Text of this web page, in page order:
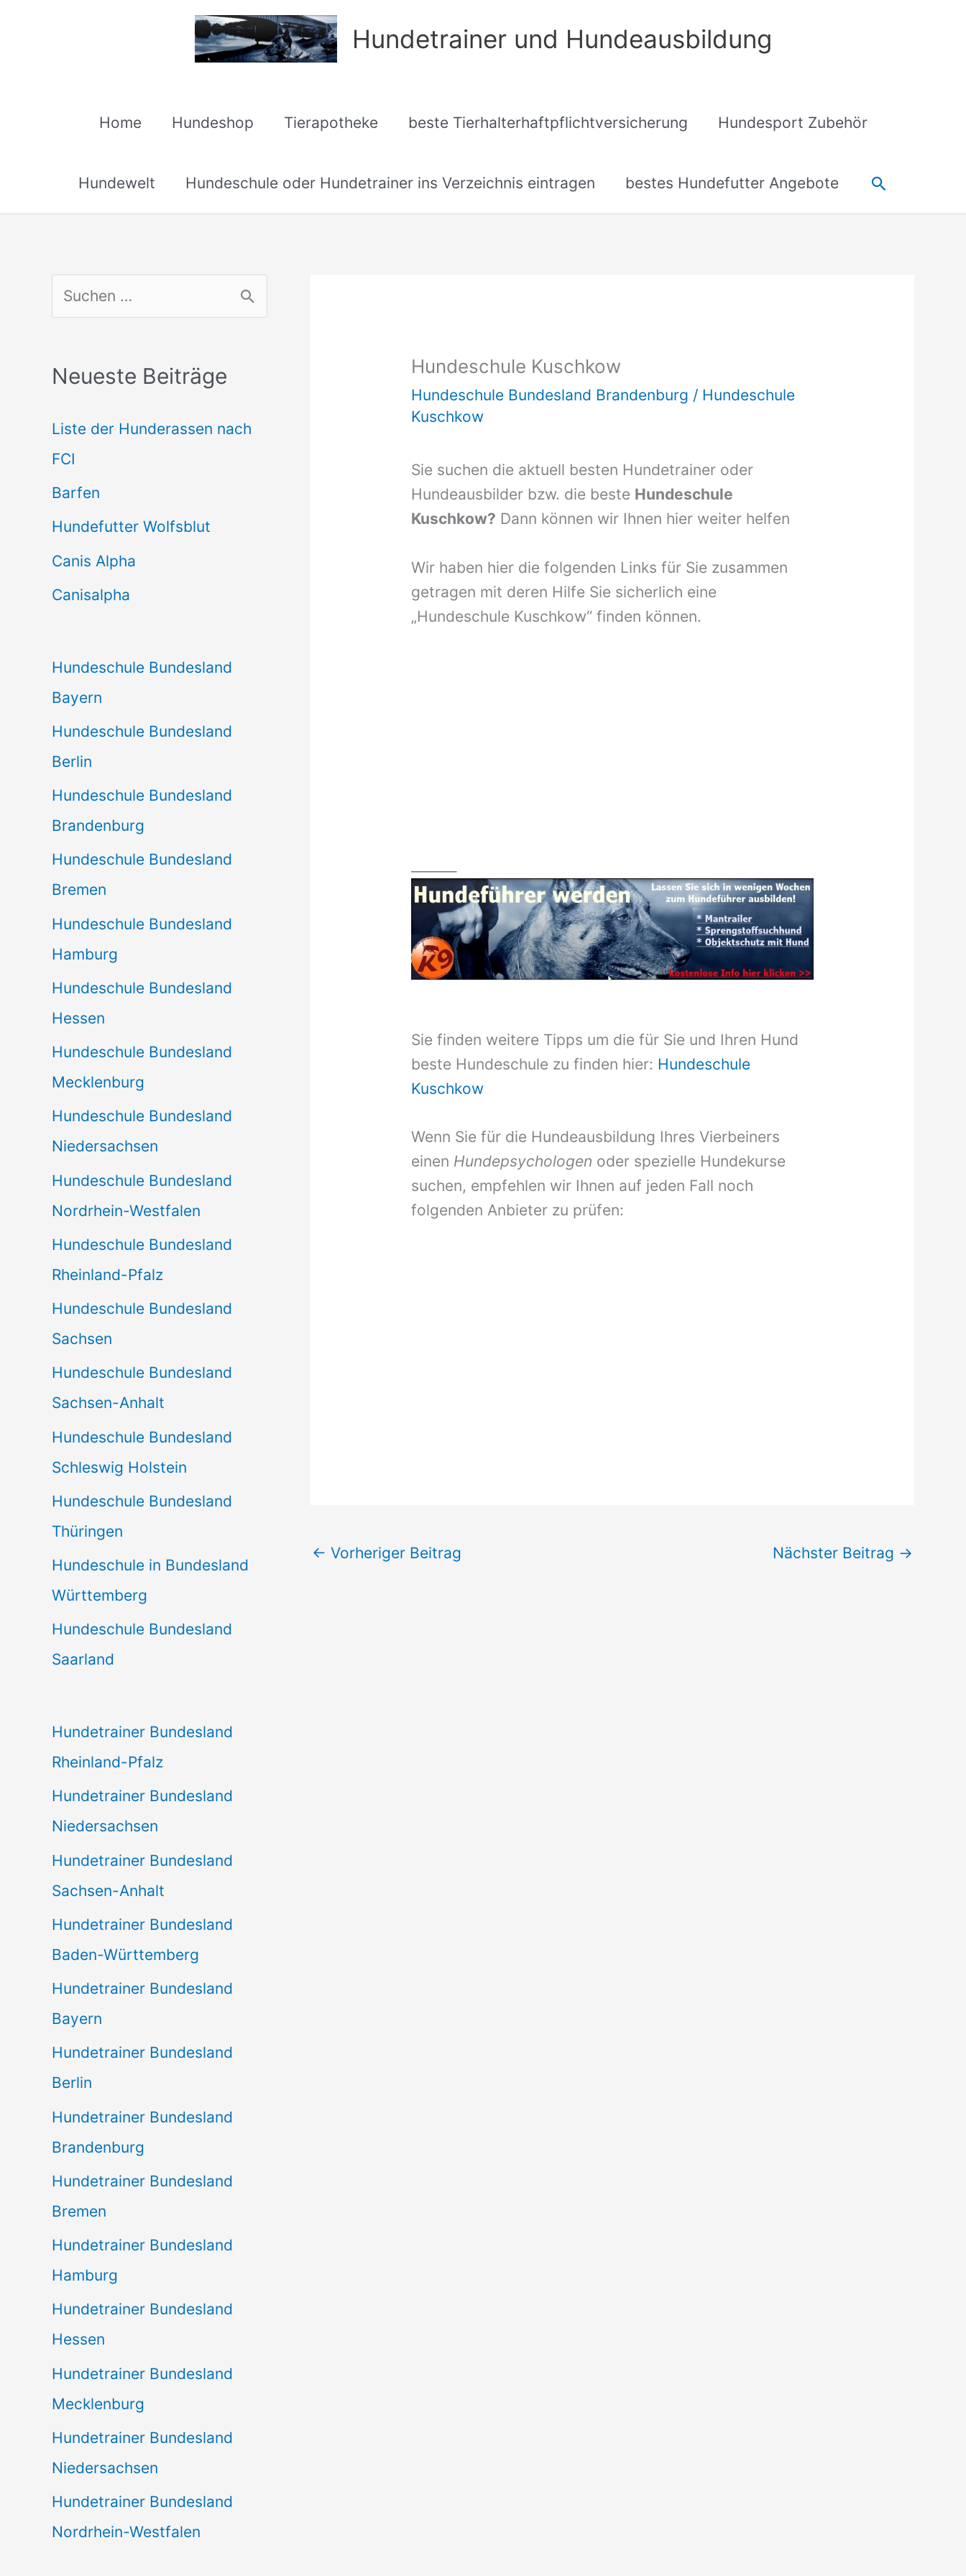
Hundetrainer und Hundeausbildung
Home Hundeshop Tierapotheke beste Tierhalterhaftpflichtversicherung Hundesport Zubehör
Hundewelt Hundeschule oder Hundetrainer ins Verzeichnis eintragen bestes Hundefutter Angebote Suchen
u
h
n
n
a
c
h
:
Neueste Beiträge
Liste der Hunderassen nach
FCI
Barfen
Hundefutter Wolfsblut
Canis Alpha
Canisalpha
Hundeschule Bundesland
Bayern
Hundeschule Bundesland
Berlin
Hundeschule Bundesland
Brandenburg
Hundeschule Bundesland
Bremen
Hundeschule Bundesland
Hamburg
Hundeschule Bundesland
Hessen
Hundeschule Bundesland
Mecklenburg
Hundeschule Bundesland
Niedersachsen
Hundeschule Bundesland
Nordrhein-Westfalen
Hundeschule Bundesland
Rheinland-Pfalz
Hundeschule Bundesland
Sachsen
Hundeschule Bundesland
Sachsen-Anhalt
Hundeschule Bundesland
Schleswig Holstein
Hundeschule Bundesland
Thüringen
Hundeschule in Bundesland
Württemberg
Hundeschule Bundesland
Saarland
Hundetrainer Bundesland
Rheinland-Pfalz
Hundetrainer Bundesland
Niedersachsen
Hundetrainer Bundesland
Sachsen-Anhalt
Hundetrainer Bundesland
Baden-Württemberg
Hundetrainer Bundesland
Bayern
Hundetrainer Bundesland
Berlin
Hundetrainer Bundesland
Brandenburg
Hundetrainer Bundesland
Bremen
Hundetrainer Bundesland
Hamburg
Hundetrainer Bundesland
Hessen
Hundetrainer Bundesland
Mecklenburg
Hundetrainer Bundesland
Niedersachsen
Hundetrainer Bundesland
Nordrhein-Westfalen
Hundeschule Kuschkow
Hundeschule Bundesland Brandenburg / Hundeschule
Kuschkow
Sie suchen die aktuell besten Hundetrainer oder
Hundeausbilder bzw. die beste Hundeschule
Kuschkow? Dann können wir Ihnen hier weiter helfen
Wir haben hier die folgenden Links für Sie zusammen
getragen mit deren Hilfe Sie sicherlich eine
„Hundeschule Kuschkow“ finden können.
Sie finden weitere Tipps um die für Sie und Ihren Hund
beste Hundeschule zu finden hier: Hundeschule
Kuschkow
Wenn Sie für die Hundeausbildung Ihres Vierbeiners
einen Hundepsychologen oder spezielle Hundekurse
suchen, empfehlen wir Ihnen auf jeden Fall noch
folgenden Anbieter zu prüfen:
← Vorheriger Beitrag Nächster Beitrag →